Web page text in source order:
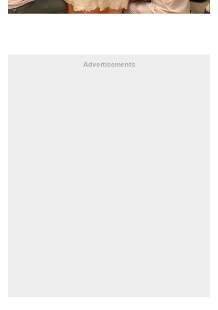
Advertisements